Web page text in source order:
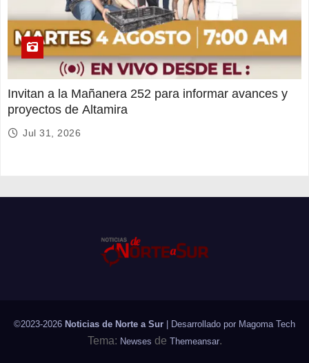
Invitan a la Mañanera 252 para informar avances y
proyectos de Altamira
Jul 31, 2026
©2023-2026 Noticias de Norte a Sur | Desarrollado por Magoma Tech
Tema: Newses de Themeansar.